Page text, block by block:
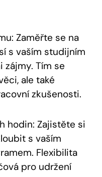
Zaměřte se na
s vaším studijním
zájmy. Tím se
ale také
zkušenosti.
hodin: Zajistěte si
s vaším
Flexibilita
pro udržení